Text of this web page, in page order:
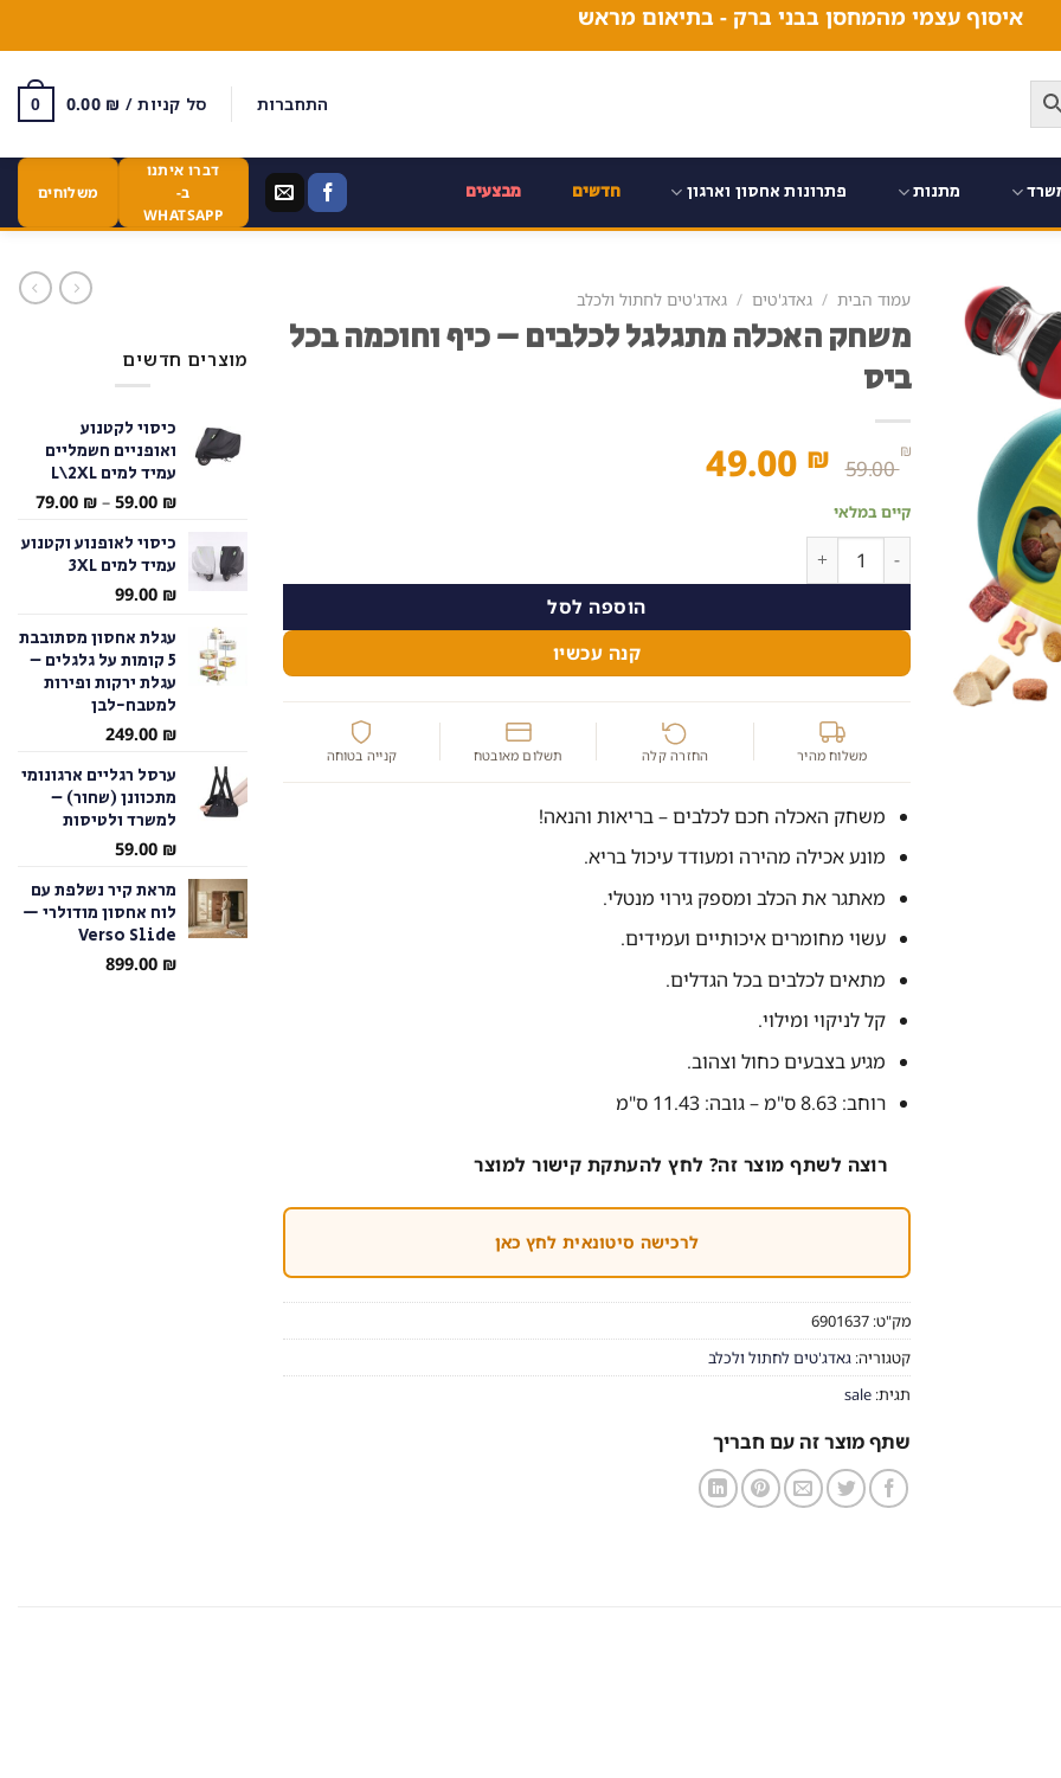
איסוף עצמי מהמחסן בבני ברק - בתיאום מראש
התחברות סל קניות / 0.00 ₪
0
מתנות פתרונות אחסון וארגון חדשים מבצעים
דברו איתנו
ב-
WHATSAPP
משלוחים
עמוד הבית / גאדג'טים / גאדג'טים לחתול ולכלב
משחק האכלה מתגלגל לכלבים – כיף וחוכמה בכל
ביס
59.00
₪
המחיר
היה:
59.00 ₪.
49.00 ₪
המחיר
49.00 ₪.
קיים במלאי
כמות של משחק האכלה מתגלגל לכלבים - כיף וחוכמה בכל ביס
הוספה לסל
קנה עכשיו
משלוח מהיר החזרה קלה תשלום מאובטח קנייה בטוחה
משחק האכלה חכם לכלבים – בריאות והנאה!
מונע אכילה מהירה ומעודד עיכול בריא.
מאתגר את הכלב ומספק גירוי מנטלי.
עשוי מחומרים איכותיים ועמידים.
מתאים לכלבים בכל הגדלים.
קל לניקוי ומילוי.
מגיע בצבעים כחול וצהוב.
רוחב: 8.63 ס"מ – גובה: 11.43 ס"מ
רוצה לשתף מוצר זה? לחץ להעתקת קישור למוצר
לרכישה סיטונאית לחץ כאן
מק"ט: 6901637
קטגוריה: גאדג'טים לחתול ולכלב
תגית: sale
שתף מוצר זה עם חבריך
מוצרים חדשים
כיסוי לקטנוע
ואופניים חשמליים
עמיד למים L\2XL
59.00 ₪
–
79.00 ₪
טווח
כיסוי לאופנוע וקטנוע
עמיד למים 3XL
99.00 ₪
עגלת אחסון מסתובבת
5 קומות על גלגלים –
עגלת ירקות ופירות
למטבח-לבן
249.00 ₪
ערסל רגליים ארגונומי
מתכוונן (שחור) –
למשרד ולטיסות
59.00 ₪
מראת קיר נשלפת עם
לוח אחסון מודולרי —
Verso Slide
899.00 ₪